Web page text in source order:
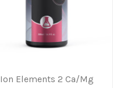
Ion Elements 2 Ca/Mg